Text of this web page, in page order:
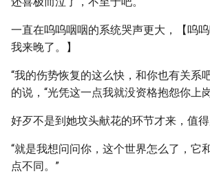
一直在呜呜咽咽的系统哭声更大，【呜
我来晚了。】
“我的伤势恢复的这么快，和你也有关系
的说，“光凭这一点我就没资格抱怨你上
好歹不是到她坟头献花的环节才来，值得
“就是我想问问你，这个世界怎么了，它
点不同。”